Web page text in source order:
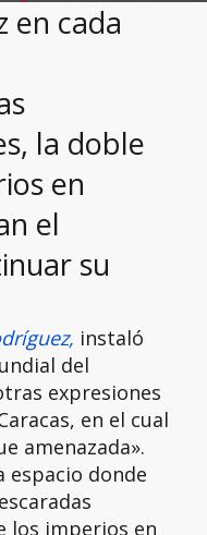
en cada
la doble
en
el
su
instaló
del
expresiones
en el cual
amenazada».
espacio donde
los imperios en